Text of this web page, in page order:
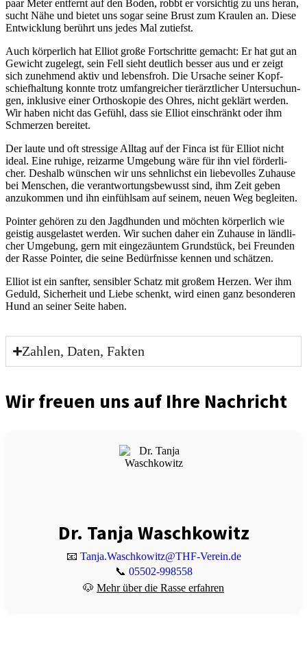
paar Meter ent­fernt auf den Boden, robbt er vor­sich­tig zu uns her­an,
sucht Nähe und bie­tet uns sogar sei­ne Brust zum Krau­len an. Die­se
Ent­wick­lung berührt uns jedes Mal zutiefst.
Auch kör­per­lich hat Elli­ot gro­ße Fort­schrit­te gemacht: Er hat gut an
Gewicht zuge­legt, sein Fell sieht deut­lich bes­ser aus und er zeigt
sich zuneh­mend aktiv und lebens­froh. Die Ursa­che sei­ner Kopf­
schief­hal­tung konn­te trotz umfang­rei­cher tier­ärzt­li­cher Unter­su­chun­
gen, inklu­si­ve einer Ortho­sko­pie des Ohres, nicht geklärt wer­den.
Wir haben nicht das Gefühl, dass sie Elli­ot ein­schränkt oder ihm
Schmer­zen berei­tet.
Der lau­te und oft stres­si­ge All­tag auf der Fin­ca ist für Elli­ot nicht
ide­al. Eine ruhi­ge, reiz­ar­me Umge­bung wäre für ihn viel för­der­li­
cher. Des­halb wün­schen wir uns sehn­lichst ein lie­be­vol­les Zuhau­se
bei Men­schen, die ver­ant­wor­tungs­be­wusst sind, ihm Zeit geben
anzu­kom­men und ihn ein­fühl­sam auf sei­nem, neu­en Weg beglei­ten.
Poin­ter gehö­ren zu den Jagd­hun­den und möch­ten kör­per­lich wie
geis­tig aus­ge­las­tet wer­den. Wir suchen daher ein Zuhau­se in länd­li­
cher Umge­bung, gern mit ein­ge­zäun­tem Grund­stück, bei Freun­den
der Ras­se Poin­ter, die sei­ne Bedürf­nis­se ken­nen und schät­zen.
Elli­ot ist ein sanf­ter, sen­si­bler Schatz mit gro­ßem Her­zen. Wer ihm
Geduld, Sicher­heit und Lie­be schenkt, wird einen ganz beson­de­ren
Hund an sei­ner Sei­te haben.
Zahlen, Daten, Fakten
Wir freuen uns auf Ihre Nachricht
Dr. Tanja Waschkowitz
📧 Tanja.Waschkowitz@THF-Verein.de
📞 05502-998558
🐶 Mehr über die Rasse erfahren